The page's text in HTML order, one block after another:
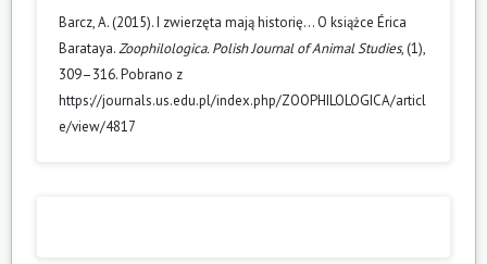
Barcz, A. (2015). I zwierzęta mają historię… O książce Érica
Barataya.Zoophilologica. Polish Journal of Animal Studies, (1),
309–316. Pobrano z
https://journals.us.edu.pl/index.php/ZOOPHILOLOGICA/articl
e/view/4817